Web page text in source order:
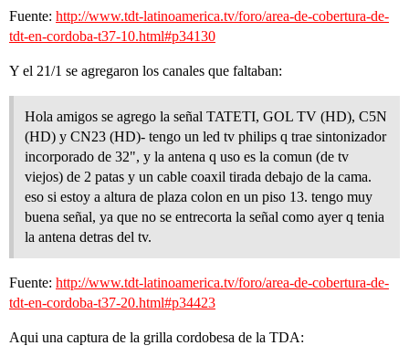
Fuente: http://www.tdt-latinoamerica.tv/foro/area-de-cobertura-de-
tdt-en-cordoba-t37-10.html#p34130
Y el 21/1 se agregaron los canales que faltaban:
Hola amigos se agrego la señal TATETI, GOL TV (HD), C5N
(HD) y CN23 (HD)- tengo un led tv philips q trae sintonizador
incorporado de 32", y la antena q uso es la comun (de tv
viejos) de 2 patas y un cable coaxil tirada debajo de la cama.
eso si estoy a altura de plaza colon en un piso 13. tengo muy
buena señal, ya que no se entrecorta la señal como ayer q tenia
la antena detras del tv.
Fuente: http://www.tdt-latinoamerica.tv/foro/area-de-cobertura-de-
tdt-en-cordoba-t37-20.html#p34423
Aqui una captura de la grilla cordobesa de la TDA: